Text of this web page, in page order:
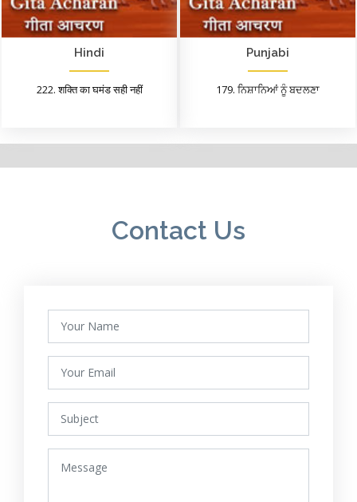
Hindi
222. शक्ति का घमंड सही नहीं
Punjabi
179. ਨਿਸ਼ਾਨਿਆਂ ਨੂੰ ਬਦਲਣਾ
Contact Us